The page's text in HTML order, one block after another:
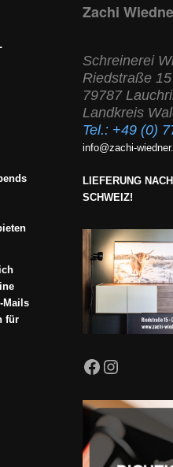
Mails
für
Zachi
Schreinerei
Riedstraße 15
79787
Landkreis
Tel.: +49 (0)
info@zachi-
LIEFERUNG
SCHWEIZ!
Facebook
Instagram